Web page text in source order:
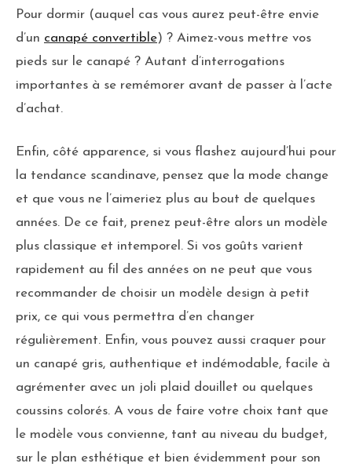
Pour dormir (auquel cas vous aurez peut-être envie
d’un canapé convertible) ? Aimez-vous mettre vos
pieds sur le canapé ? Autant d’interrogations
importantes à se remémorer avant de passer à l’acte
d’achat.
Enfin, côté apparence, si vous flashez aujourd’hui pour
la tendance scandinave, pensez que la mode change
et que vous ne l’aimeriez plus au bout de quelques
années. De ce fait, prenez peut-être alors un modèle
plus classique et intemporel. Si vos goûts varient
rapidement au fil des années on ne peut que vous
recommander de choisir un modèle design à petit
prix, ce qui vous permettra d’en changer
régulièrement. Enfin, vous pouvez aussi craquer pour
un canapé gris, authentique et indémodable, facile à
agrémenter avec un joli plaid douillet ou quelques
coussins colorés. A vous de faire votre choix tant que
le modèle vous convienne, tant au niveau du budget,
sur le plan esthétique et bien évidemment pour son